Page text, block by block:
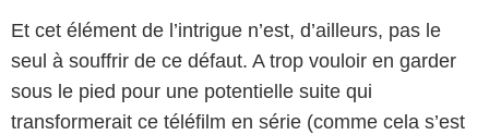
Et cet élément de l’intrigue n’est, d’ailleurs, pas le
seul à souffrir de ce défaut. A trop vouloir en garder
sous le pied pour une potentielle suite qui
transformerait ce téléfilm en série (comme cela s’est